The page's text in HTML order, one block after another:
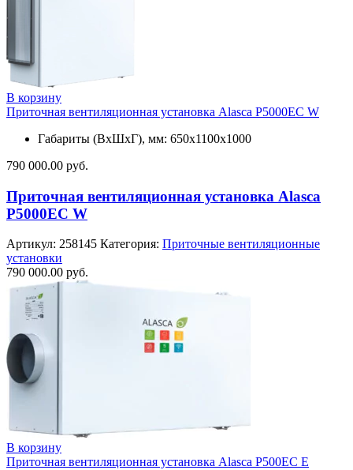
В корзину
Приточная вентиляционная установка Alasca P5000EC W
Габариты (ВхШхГ), мм: 650x1100x1000
790 000.00 руб.
Приточная вентиляционная установка Alasca
P5000EC W
Артикул: 258145 Категория: Приточные вентиляционные
установки
790 000.00 руб.
В корзину
Приточная вентиляционная установка Alasca P500EC E